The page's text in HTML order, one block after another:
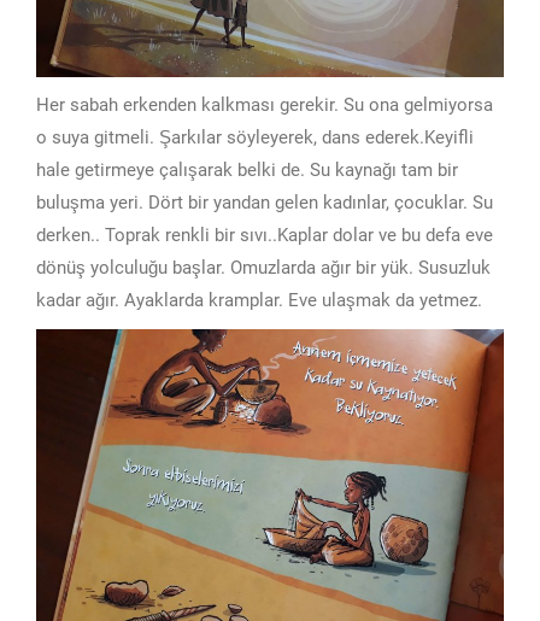
Her sabah erkenden kalkması gerekir. Su ona gelmiyorsa
o suya gitmeli. Şarkılar söyleyerek, dans ederek.Keyifli
hale getirmeye çalışarak belki de. Su kaynağı tam bir
buluşma yeri. Dört bir yandan gelen kadınlar, çocuklar. Su
derken.. Toprak renkli bir sıvı..Kaplar dolar ve bu defa eve
dönüş yolculuğu başlar. Omuzlarda ağır bir yük. Susuzluk
kadar ağır. Ayaklarda kramplar. Eve ulaşmak da yetmez.